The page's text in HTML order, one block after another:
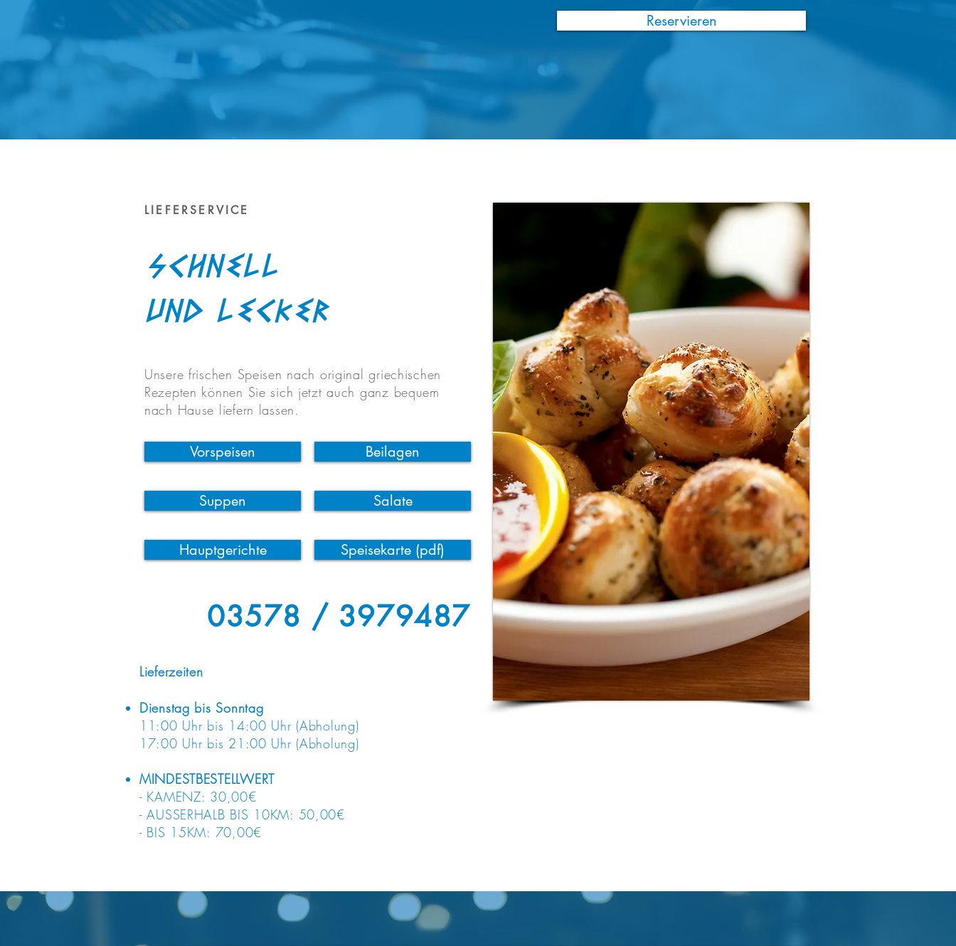
Reservieren
LIEFERSERVICE
Schnell
und lecker
Unsere frischen Speisen nach original griechischen
Rezepten können Sie sich jetzt auch ganz bequem
nach Hause liefern lassen.
Vorspeisen Beilagen
Suppen Salate
Hauptgerichte Speisekarte (pdf)
03578 / 3979487
Lieferzeiten
Dienstag bis Sonntag
11:00 Uhr bis 14:00 Uhr (Abholung)
17:00 Uhr bis 21:00 Uhr (Abholung)
MINDESTBESTELLWERT
- KAMENZ: 30,00€
- AUSSERHALB BIS 10KM: 50,00€
- BIS 15KM: 70,00€